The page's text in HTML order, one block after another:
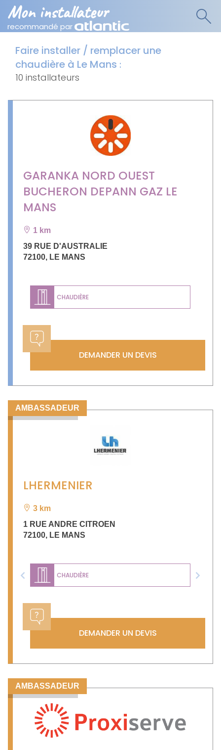
Mon installateur
recommandé par
Faire installer / remplacer une
chaudière à Le Mans :
10 installateurs
GARANKA NORD OUEST
BUCHERON DEPANN GAZ LE
MANS
1 km
39 RUE D'AUSTRALIE
72100, LE MANS
CHAUDIÈRE
DEMANDER UN DEVIS
AMBASSADEUR
LHERMENIER
3 km
1 RUE ANDRE CITROEN
72100, LE MANS
CHAUDIÈRE
Previous Next
DEMANDER UN DEVIS
AMBASSADEUR